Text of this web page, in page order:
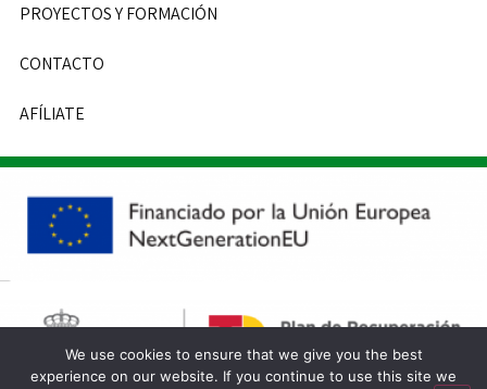
PROYECTOS Y FORMACIÓN
CONTACTO
AFÍLIATE
We use cookies to ensure that we give you the best
experience on our website. If you continue to use this site we